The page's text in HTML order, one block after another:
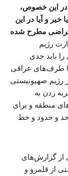
در این خصوص،
و آیا در این
مطرح شده
رژیم
باید جدی
طرف‌های عراقی
رژیم صهیونیستی
زدن به
منطقه و برای
حد و حدود و خط
از گزارش‌های
از قلمرو و